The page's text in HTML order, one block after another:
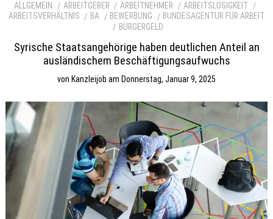
ALLGEMEIN ARBEITGEBER ARBEITNEHMER
ARBEITSLOSIGKEIT
ARBEITSVERHÄLTNIS
BA BEWERBUNG
BUNDESAGENTUR FÜR ARBEIT
BÜRGERGELD
Syrische Staatsangehörige haben deutlichen Anteil an
ausländischem Beschäftigungsaufwuchs
von Kanzleijob am Donnerstag, Januar 9, 2025